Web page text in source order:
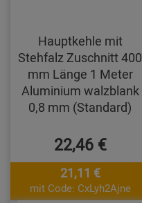
Hauptkehle mit
Stehfalz Zuschnitt 400
mm Länge 1 Meter
Aluminium walzblank
0,8 mm (Standard)
22,46 €
21,11 €
mit Code: CxLyh2Ajne